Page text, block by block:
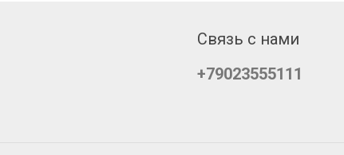
Связь с нами
+79023555111